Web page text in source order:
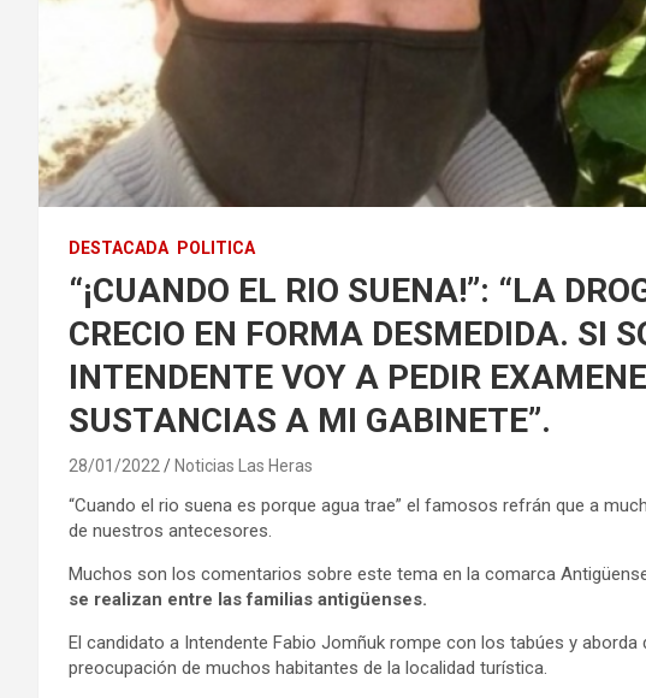
DESTACADA POLITICA
“¡CUANDO EL RIO SUENA!”: “LA
CRECIO EN FORMA DESMEDIDA. SI
INTENDENTE VOY A PEDIR
SUSTANCIAS A MI GABINETE”.
28/01/2022 Noticias Las Heras
“Cuando el rio suena es porque agua trae” el famosos refrán que a
de nuestros antecesores.
Muchos son los comentarios sobre este tema en la comarca
se realizan entre las familias antigüenses.
El candidato a Intendente Fabio Jomñuk rompe con los tabúes y
preocupación de muchos habitantes de la localidad turística.